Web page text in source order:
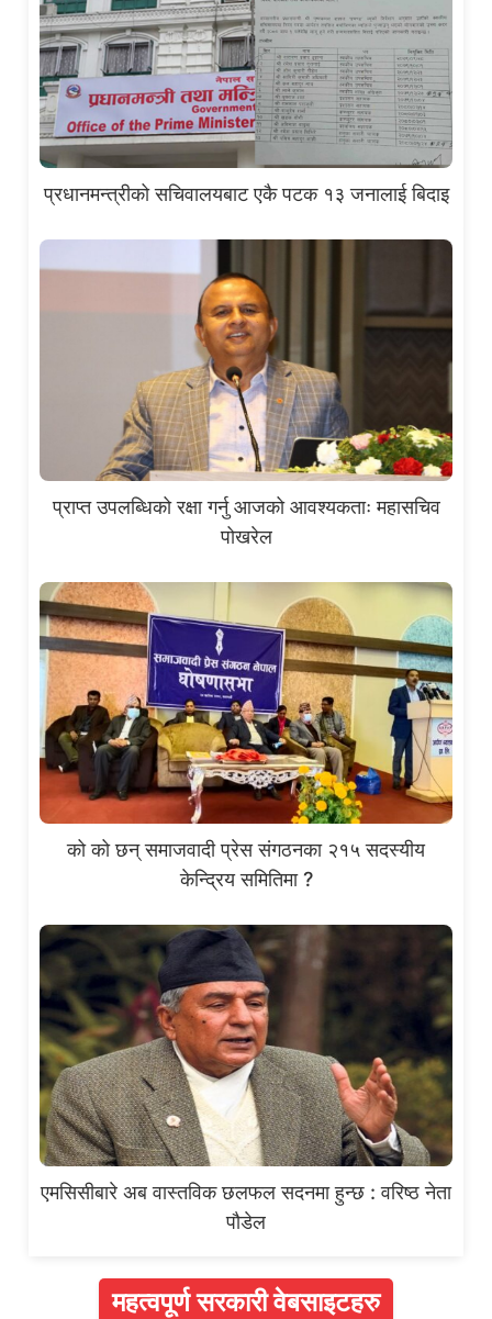
प्रधानमन्त्रीको सचिवालयबाट एकै पटक १३ जनालाई बिदाइ
प्राप्त उपलब्धिको रक्षा गर्नु आजको आवश्यकताः महासचिव
पोखरेल
को को छन् समाजवादी प्रेस संगठनका २१५ सदस्यीय
केन्द्रिय समितिमा ?
एमसिसीबारे अब वास्तविक छलफल सदनमा हुन्छ : वरिष्ठ नेता
पौडेल
महत्वपूर्ण सरकारी वेबसाइटहरु